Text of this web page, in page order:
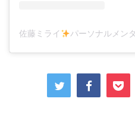
佐藤ミライ パーソナルメンター